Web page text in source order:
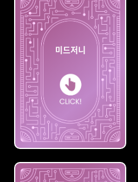
미드저니
미드저니